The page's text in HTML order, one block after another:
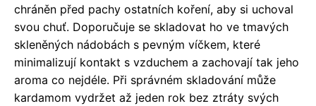
chráněn před pachy ostatních koření, aby si uchoval
svou chuť. Doporučuje se skladovat ho ve tmavých
skleněných nádobách s pevným víčkem, které
minimalizují kontakt s vzduchem a zachovají tak jeho
aroma co nejdéle. Při správném skladování může
kardamom vydržet až jeden rok bez ztráty svých